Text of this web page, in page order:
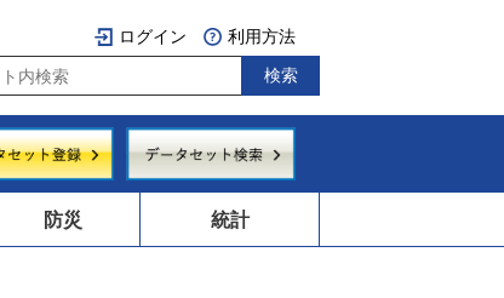
ログイン 利用方法
防災 統計